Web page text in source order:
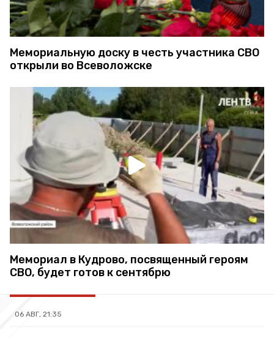
Мемориальную доску в честь участника СВО
открыли во Всеволожске
Мемориал в Кудрово, посвященный героям
СВО, будет готов к сентябрю
06 АВГ, 21:35